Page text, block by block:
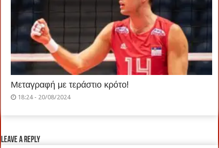
Μεταγραφή με τεράστιο κρότο!
18:24 - 20/08/2024
Leave a Reply